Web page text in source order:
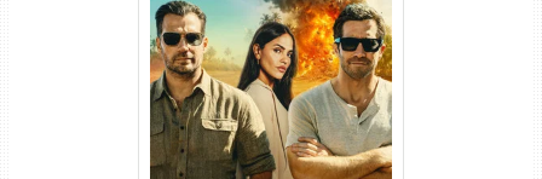
Na Zona Cinzenta Torrent
(2026) WEB-DL 1080p/4K
Dual Áudio